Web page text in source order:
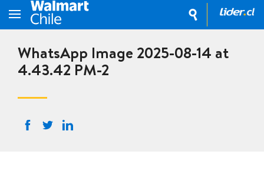
WhatsApp Image 2025-08-14 at
4.43.42 PM-2